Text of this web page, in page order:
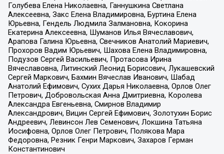
Голубева Елена Николаевна, Ганнушкина Светлана
Алексеевна, Закс Елена Владимировна, Буртина Елена
Юрьевна, Гендель Людмила Залмановна, Кокорина
Екатерина Алексеевна, Шуманов Илья Вячеславович,
Арапова Галина Юрьевна, Свечников Анатолий Мариевич,
Прохоров Вадим Юрьевич, Шахова Елена Владимировна,
Подузов Сергей Васильевич, Протасова Ирина
Вячеславовна, Литинский Леонид Борисович, Лукашевский
Сергей Маркович, Бахмин Вячеслав Иванович, Шабад
Анатолий Ефимович, Сухих Дарья Николаевна, Орлов Олег
Петрович, Добровольская Анна Дмитриевна, Королева
Александра Евгеньевна, Смирнов Владимир
Александрович, Вицин Сергей Ефимович, Золотухин Борис
Андреевич, Левинсон Лев Семенович, Локшина Татьяна
Иосифовна, Орлов Олег Петрович, Полякова Мара
Федоровна, Резник Генри Маркович, Захаров Герман
Константинович